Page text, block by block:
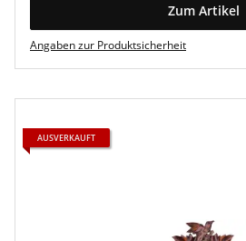
Zum Artikel
Angaben zur Produktsicherheit
AUSVERKAUFT